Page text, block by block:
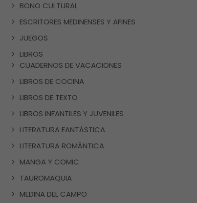
BONO CULTURAL
ESCRITORES MEDINENSES Y AFINES
JUEGOS
LIBROS
CUADERNOS DE VACACIONES
LIBROS DE COCINA
LIBROS DE TEXTO
LIBROS INFANTILES Y JUVENILES
LITERATURA FANTÁSTICA
LITERATURA ROMÁNTICA
MANGA Y COMIC
TAUROMAQUIA
MEDINA DEL CAMPO